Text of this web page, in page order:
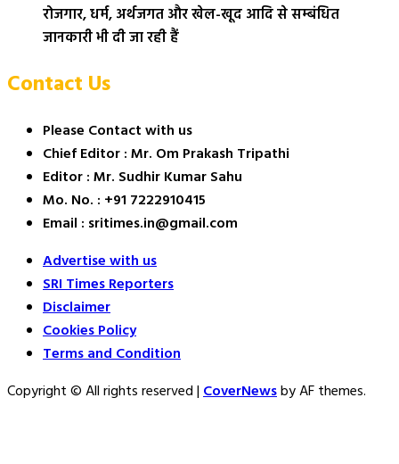
रोजगार, धर्म, अर्थजगत और खेल-खूद आदि से सम्बंधित
जानकारी भी दी जा रही हैं
Contact Us
Please Contact with us
Chief Editor : Mr. Om Prakash Tripathi
Editor : Mr. Sudhir Kumar Sahu
Mo. No. : +91 7222910415
Email : sritimes.in@gmail.com
Advertise with us
SRI Times Reporters
Disclaimer
Cookies Policy
Terms and Condition
Copyright © All rights reserved|CoverNewsby AF themes.